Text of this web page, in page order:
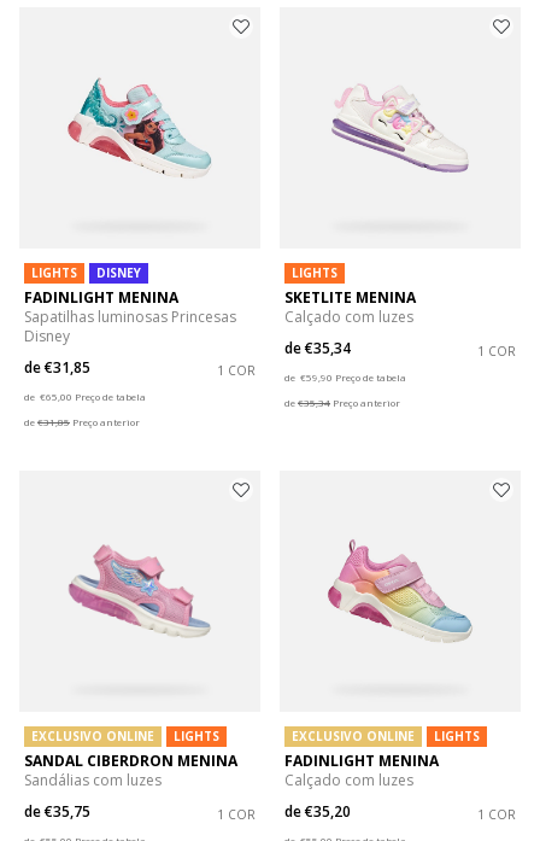
LIGHTS DISNEY
FADINLIGHT MENINA
Sapatilhas luminosas Princesas
Disney
de€31,85 1 COR
de €65,00 Preço de tabela
de€31,85 Preço anterior
LIGHTS
SKETLITE MENINA
Calçado com luzes
de€35,34 1 COR
de €59,90 Preço de tabela
de€35,34 Preço anterior
EXCLUSIVO ONLINE LIGHTS
SANDAL CIBERDRON MENINA
Sandálias com luzes
de€35,75 1 COR
EXCLUSIVO ONLINE LIGHTS
FADINLIGHT MENINA
Calçado com luzes
de€35,20 1 COR